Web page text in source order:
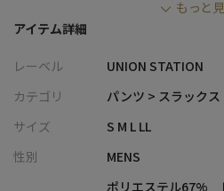
普段使いでも活躍するキレイ目スラ
肌触りの良いカットソーポンチ素材
トを施し、元の生地にはない素材感
カットソーとは思えないその表情は
でも快適に着用いただけます。
同素材のテーラードジャケットもあ
もっと
アイテム詳細
レーベル
UNION STATION
カテゴリ
パンツ > スラックス
サイズ
S M L LL
性別
MENS
ポリエステル67%